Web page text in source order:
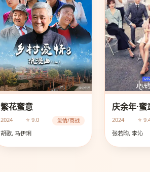
繁花蜜意
2024 ⭐ 9.0 爱情/商战
胡歌, 马伊琍
庆余年·蜜
2024 ⭐
张若昀, 李沁